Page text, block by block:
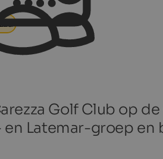
Golf Club op de
Latemar-groep en